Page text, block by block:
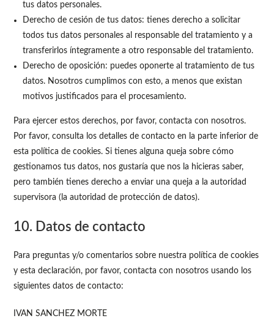
tus datos personales.
Derecho de cesión de tus datos: tienes derecho a solicitar
todos tus datos personales al responsable del tratamiento y a
transferirlos íntegramente a otro responsable del tratamiento.
Derecho de oposición: puedes oponerte al tratamiento de tus
datos. Nosotros cumplimos con esto, a menos que existan
motivos justificados para el procesamiento.
Para ejercer estos derechos, por favor, contacta con nosotros.
Por favor, consulta los detalles de contacto en la parte inferior de
esta política de cookies. Si tienes alguna queja sobre cómo
gestionamos tus datos, nos gustaría que nos la hicieras saber,
pero también tienes derecho a enviar una queja a la autoridad
supervisora (la autoridad de protección de datos).
10. Datos de contacto
Para preguntas y/o comentarios sobre nuestra política de cookies
y esta declaración, por favor, contacta con nosotros usando los
siguientes datos de contacto:
IVAN SANCHEZ MORTE